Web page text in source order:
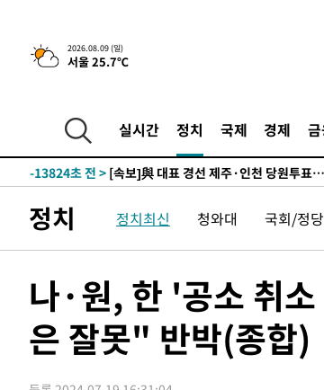
2026.08.09 (일)
서울 25.7℃
실시간 정치 국제 경제
10시간 전 >[속보]뉴욕증시 상승 마감…S&P 0.6% 나
-23542초 전 >이란 "호르무즈 재개방 합의 근접…美 배
한민수·김용 순
-14542초 전 >
[속보]김민석, 與 전대 당원투표 누적
청래 44.56%
-13824초 전 >
42.08%·宋 10.17%
-13358초 전 > 이강인 "아틀레티코 이적 기뻐…등번호 7
-7067초 전 >
낮 최고 35도 '무더위'…동해안 시간당 30
-6337초 전 >[속보]이강인 "감독님이 원하는 마음 느꼈
-5088초 전 >온열질환 사망자 3명 늘어…누적 환자
16분 전 >강릉에 시간당 81.4㎜ 물폭탄…도로 잠기고 담
1시간 전 >백운산서 80년근 천종산삼 9뿌리 발견…감정
정치 정치최신 청와대 국회/정당
나·원, 한 '공소 취
은 잘못" 반박(종합)